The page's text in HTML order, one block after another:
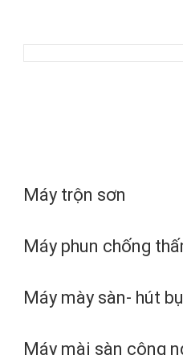
Máy trộn sơn
Máy phun chống
Máy mày sàn- hút
Máy mài sàn công